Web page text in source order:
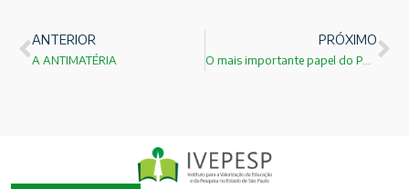
ANTERIOR
A ANTIMATÉRIA
PRÓXIMO
O mais importante papel do PROFESSOR!